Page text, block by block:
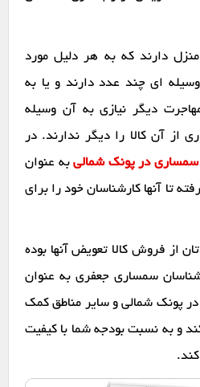
دارند که به هر دلیل مورد
ای چند عدد دارند و یا به
دیگر نیازی به آن وسیله
از آن کالا را دیگر ندارند. در
سمساری در پونک شمالی به عنوان
تا آنها کارشناسان خود را برای
از فروش کالا تعویض آنها بوده
سمساری جعفری به عنوان
در پونک شمالی و سایر مناطق کمک
و به نسبت بودجه شما با کیفیت
کند.